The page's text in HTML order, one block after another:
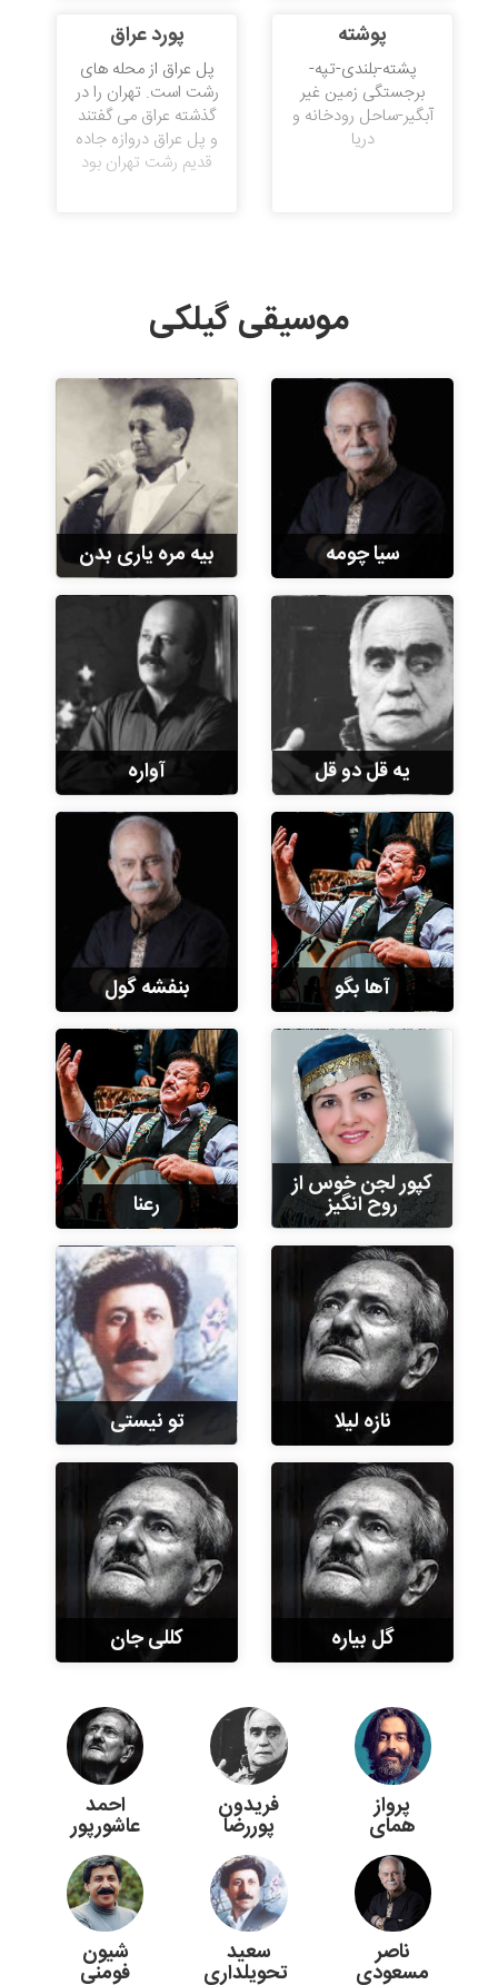
پورد عراق
پل عراق از محله های
رشت است. تهران را در
گذشته عراق می گفتند
و پل عراق دروازه جاده
قدیم رشت تهران بود
پوشته
پشته-بلندی-تپه-
برجستگی زمین غیر
آبگیر-ساحل رودخانه و
دریا
موسیقی گیلکی
بیه مره یاری بدن سیا چومه
آواره یه قل دو قل
بنفشه گول آها بگو
رعنا
کپور لجن خوس از
روح انگیز
تو نیستی نازه لیلا
کللی جان گل بیاره
احمد
عاشورپور
فریدون
پوررضا
پرواز
همای
شیون
فومنی
سعید
تحویلداری
ناصر
مسعودی